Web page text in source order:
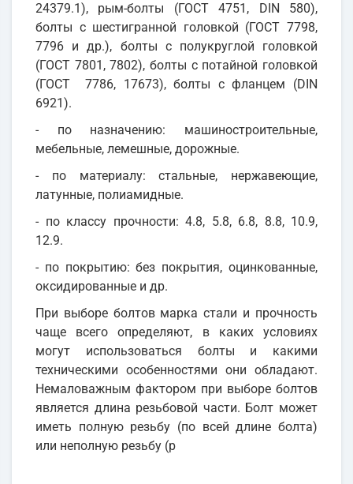
24379.1), рым-болты (ГОСТ 4751, DIN 580),
болты с шестигранной головкой (ГОСТ 7798,
7796 и др.), болты с полукруглой головкой
(ГОСТ 7801, 7802), болты с потайной головкой
(ГОСТ 7786, 17673), болты с фланцем (DIN
6921).
- по назначению: машиностроительные,
мебельные, лемешные, дорожные.
- по материалу: стальные, нержавеющие,
латунные, полиамидные.
- по классу прочности: 4.8, 5.8, 6.8, 8.8, 10.9,
12.9.
- по покрытию: без покрытия, оцинкованные,
оксидированные и др.
При выборе болтов марка стали и прочность
чаще всего определяют, в каких условиях
могут использоваться болты и какими
техническими особенностями они обладают.
Немаловажным фактором при выборе болтов
является длина резьбовой части. Болт может
иметь полную резьбу (по всей длине болта)
или неполную резьбу (р